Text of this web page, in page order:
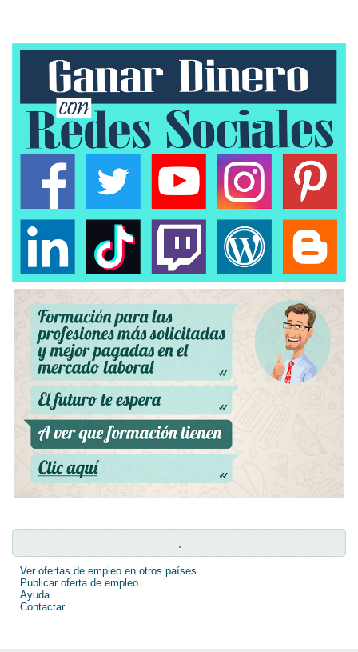
.
Ver ofertas de empleo en otros países
Publicar oferta de empleo
Ayuda
Contactar